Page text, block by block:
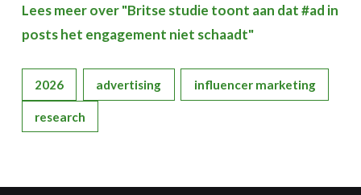
Lees meer over "Britse studie toont aan dat #ad in
posts het engagement niet schaadt"
2026 advertising influencer marketing
research